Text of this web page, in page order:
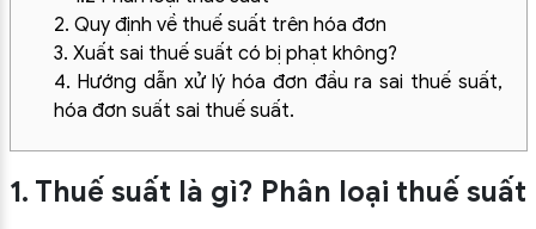
2. Quy định về thuế suất trên hóa đơn
3. Xuất sai thuế suất có bị phạt không?
4. Hướng dẫn xử lý hóa đơn đầu ra sai thuế suất,
hóa đơn suất sai thuế suất.
1. Thuế suất là gì? Phân loại thuế suất